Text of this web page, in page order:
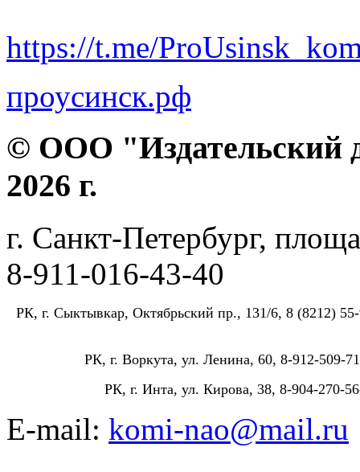
https://t.me/
проусинск.рф
© ООО "Издательский
2026 г.
г. Санкт-Петербург,
8-911-016-43-40
РК, г. Сыктывкар, Октябрьский пр., 131/6, 8 (8212)
РК, г. Воркута, ул. Ленина, 60, 8-912-509-
РК, г. Инта, ул. Кирова, 38, 8-904-270-
E-mail: komi-nao@mail.ru